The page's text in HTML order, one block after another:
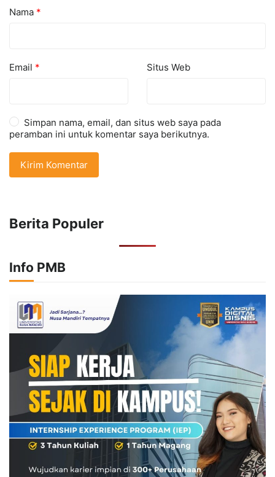
Nama *
Email * Situs Web
Simpan nama, email, dan situs web saya pada
peramban ini untuk komentar saya berikutnya.
Berita Populer
Info PMB